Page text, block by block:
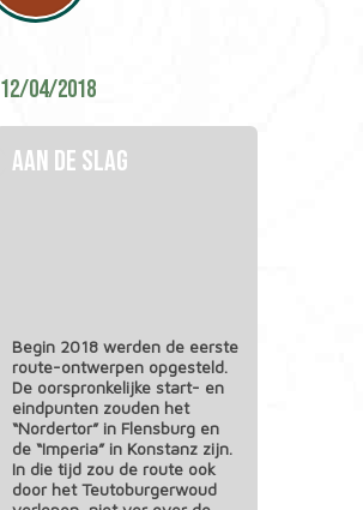
12/04/2018
Aan de slag
Begin 2018 werden de eerste
route-ontwerpen opgesteld.
De oorspronkelijke start- en
eindpunten zouden het
“Nordertor” in Flensburg en
de “Imperia” in Konstanz zijn.
In die tijd zou de route ook
door het Teutoburgerwoud